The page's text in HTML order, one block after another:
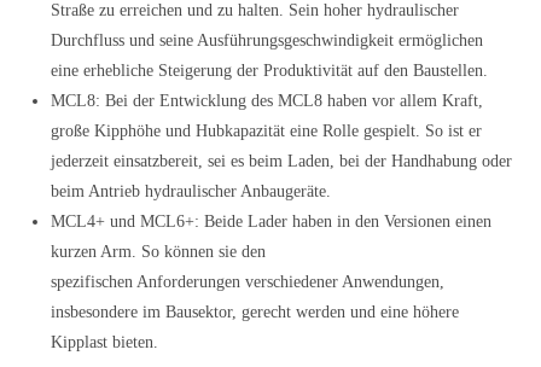
Straße zu erreichen und zu halten. Sein hoher hydraulischer
Durchfluss und seine Ausführungsgeschwindigkeit ermöglichen
eine erhebliche Steigerung der Produktivität auf den Baustellen.
MCL8: Bei der Entwicklung des MCL8 haben vor allem Kraft,
große Kipphöhe und Hubkapazität eine Rolle gespielt. So ist er
jederzeit einsatzbereit, sei es beim Laden, bei der Handhabung oder
beim Antrieb hydraulischer Anbaugeräte.
MCL4+ und MCL6+: Beide Lader haben in den Versionen einen
kurzen Arm. So können sie den
spezifischen Anforderungen verschiedener Anwendungen,
insbesondere im Bausektor, gerecht werden und eine höhere
Kipplast bieten.